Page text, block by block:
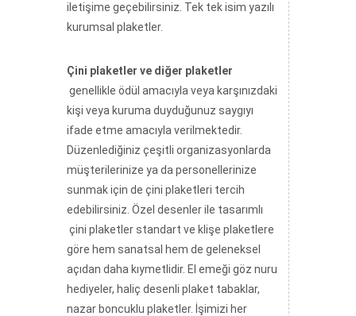
iletişime geçebilirsiniz. Tek tek isim yazılı
kurumsal plaketler.
Çini plaketler ve diğer plaketler
genellikle ödül amacıyla veya karşınızdaki
kişi veya kuruma duyduğunuz saygıyı
ifade etme amacıyla verilmektedir.
Düzenlediğiniz çeşitli organizasyonlarda
müşterilerinize ya da personellerinize
sunmak için de çini plaketleri tercih
edebilirsiniz. Özel desenler ile tasarımlı
çini plaketler standart ve klişe plaketlere
göre hem sanatsal hem de geleneksel
açıdan daha kıymetlidir. El emeği göz nuru
hediyeler, haliç desenli plaket tabaklar,
nazar boncuklu plaketler. İşimizi her